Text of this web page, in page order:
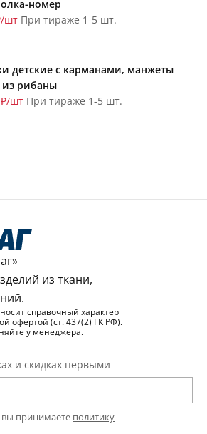
номер
шт При тираже 1-5 шт.
детские с карманами, манжеты
из рибаны
шт При тираже 1-5 шт.
из ткани,
справочный характер
офертой (ст. 437(2) ГК РФ).
у менеджера.
и скидках первыми
принимаете политику